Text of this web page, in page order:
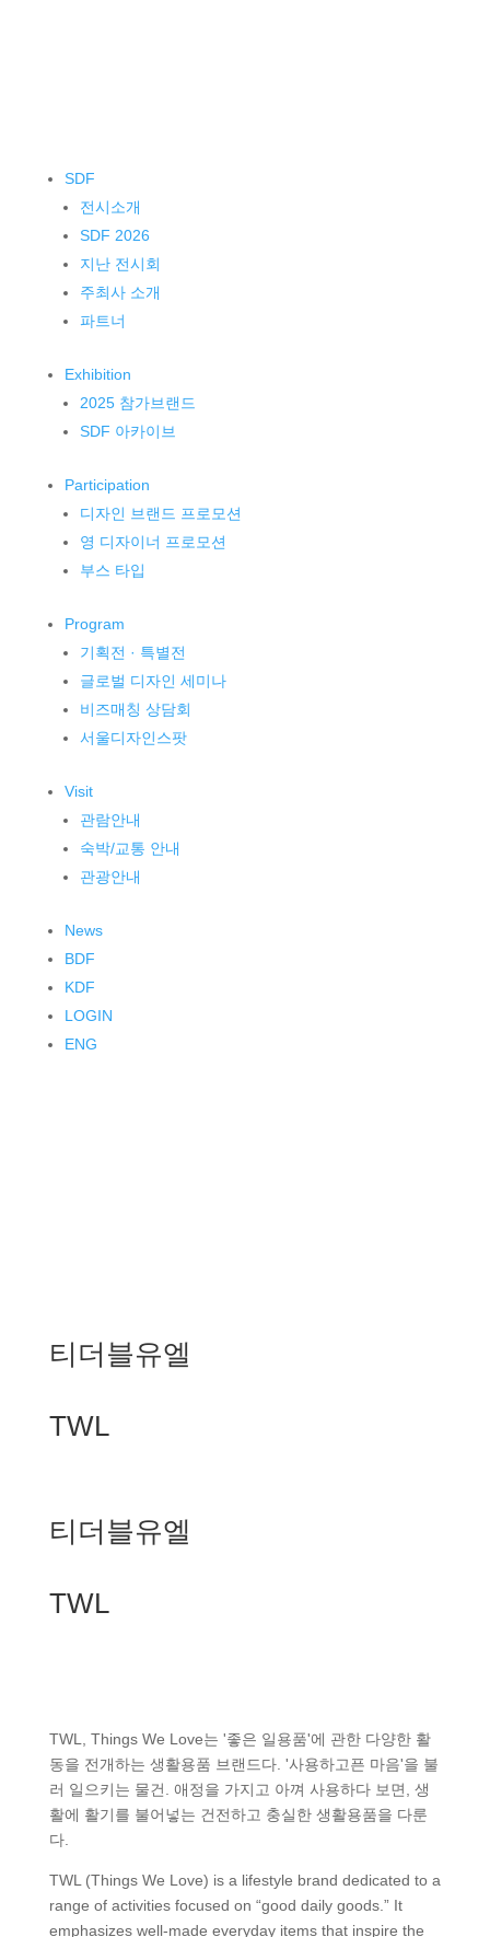
SDF
전시소개
SDF 2026
지난 전시회
주최사 소개
파트너
Exhibition
2025 참가브랜드
SDF 아카이브
Participation
디자인 브랜드 프로모션
영 디자이너 프로모션
부스 타입
Program
기획전 · 특별전
글로벌 디자인 세미나
비즈매칭 상담회
서울디자인스팟
Visit
관람안내
숙박/교통 안내
관광안내
News
BDF
KDF
LOGIN
ENG
티더블유엘
TWL
티더블유엘
TWL
TWL, Things We Love는 '좋은 일용품'에 관한 다양한 활
동을 전개하는 생활용품 브랜드다. '사용하고픈 마음'을 불
러 일으키는 물건. 애정을 가지고 아껴 사용하다 보면, 생
활에 활기를 불어넣는 건전하고 충실한 생활용품을 다룬
다.
TWL (Things We Love) is a lifestyle brand dedicated to a
range of activities focused on “good daily goods.” It
emphasizes well-made everyday items that inspire the